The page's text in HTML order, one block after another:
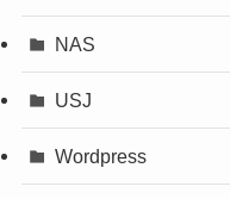
NAS
USJ
Wordpress